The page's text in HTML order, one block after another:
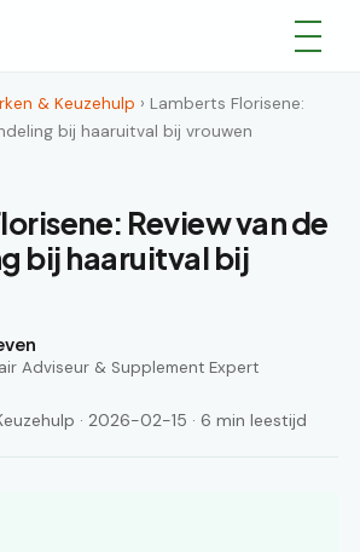
& Keuzehulp › Lamberts Florisene:
bij haaruitval bij vrouwen
Review van de
bij haaruitval bij
Adviseur & Supplement Expert
· 2026-02-15 · 6 min leestijd